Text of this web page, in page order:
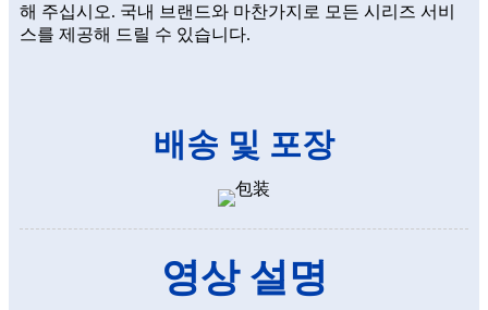
해 주십시오. 국내 브랜드와 마찬가지로 모든 시리즈 서비
스를 제공해 드릴 수 있습니다.
배송 및 포장
영상 설명